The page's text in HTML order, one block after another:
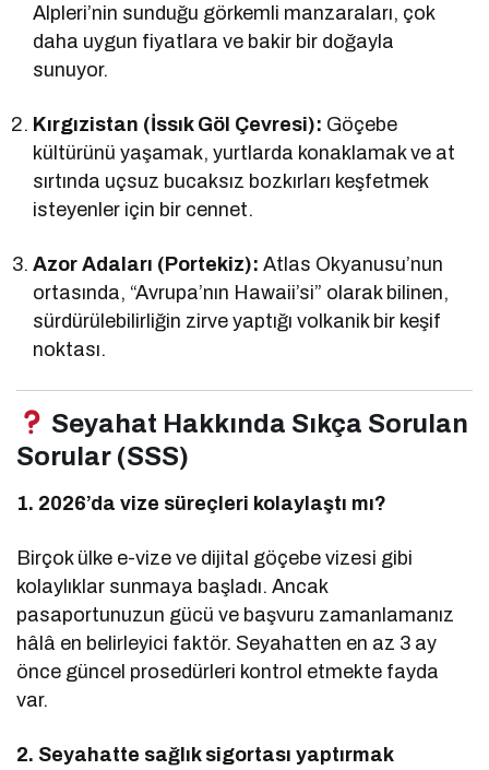
Alpleri’nin sunduğu görkemli manzaraları, çok
daha uygun fiyatlara ve bakir bir doğayla
sunuyor.
Kırgızistan (İssık Göl Çevresi): Göçebe
kültürünü yaşamak, yurtlarda konaklamak ve at
sırtında uçsuz bucaksız bozkırları keşfetmek
isteyenler için bir cennet.
Azor Adaları (Portekiz): Atlas Okyanusu’nun
ortasında, “Avrupa’nın Hawaii’si” olarak bilinen,
sürdürülebilirliğin zirve yaptığı volkanik bir keşif
noktası.
Seyahat Hakkında Sıkça Sorulan
Sorular (SSS)
1. 2026’da vize süreçleri kolaylaştı mı?
Birçok ülke e-vize ve dijital göçebe vizesi gibi
kolaylıklar sunmaya başladı. Ancak
pasaportunuzun gücü ve başvuru zamanlamanız
hâlâ en belirleyici faktör. Seyahatten en az 3 ay
önce güncel prosedürleri kontrol etmekte fayda
var.
2. Seyahatte sağlık sigortası yaptırmak